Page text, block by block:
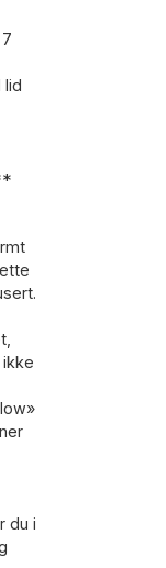
lid
du i